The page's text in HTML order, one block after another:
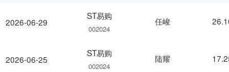
2026-06-29
2026-06-25
ST易购
002024
任峻
ST易购
002024
陆耀